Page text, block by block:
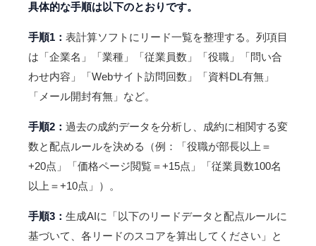
具体的な手順は以下のとおりです。
手順1： 表計算ソフトにリード一覧を整理する。列項目
は「企業名」「業種」「従業員数」「役職」「問い合
わせ内容」「Webサイト訪問回数」「資料DL有無」
「メール開封有無」など。
手順2： 過去の成約データを分析し、成約に相関する変
数と配点ルールを決める（例：「役職が部長以上＝
+20点」「価格ページ閲覧＝+15点」「従業員数100名
以上＝+10点」）。
手順3： 生成AIに「以下のリードデータと配点ルールに
基づいて、各リードのスコアを算出してください」と